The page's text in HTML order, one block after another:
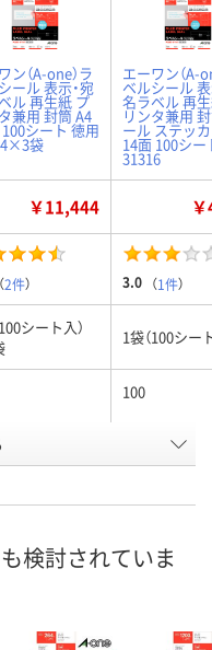
ン（A-one）ラ
ール 表示・宛
ル 再生紙 プ
兼用 封筒 A4
シート 徳用
袋
エーワン（A-
ベルシール 表
名ラベル 再
リンタ兼用
ール ステッ
14面 100シー
31316
￥11,444
（2件） 3.0 （1件）
シート入）
1袋（100シー
100
）
（
8点
検討されていま